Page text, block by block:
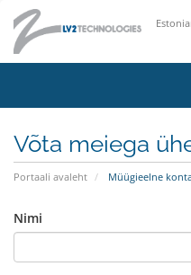
Võta meiega
Portaali avaleht Müügieelne
Nimi